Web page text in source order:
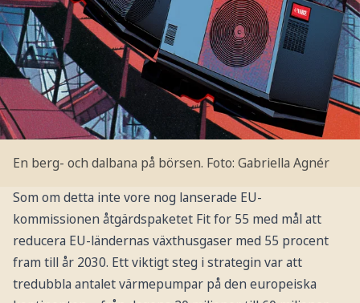
En berg- och dalbana på börsen. Foto: Gabriella Agnér
Som om detta inte vore nog lanserade EU-
kommissionen åtgärdspaketet Fit for 55 med mål att
reducera EU-ländernas växthusgaser med 55 procent
fram till år 2030. Ett viktigt steg i strategin var att
tredubbla antalet värmepumpar på den europeiska